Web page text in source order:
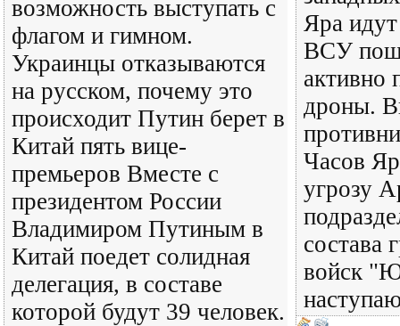
возможность выступать с
флагом и гимном.
Украинцы отказываются
на русском, почему это
происходит Путин берет в
Китай пять вице-
премьеров Вместе с
президентом России
Владимиром Путиным в
Китай поедет солидная
делегация, в составе
которой будут 39 человек.
Яра
ВСУ
активно
дроны.
Часов
угрозу
состава
войск